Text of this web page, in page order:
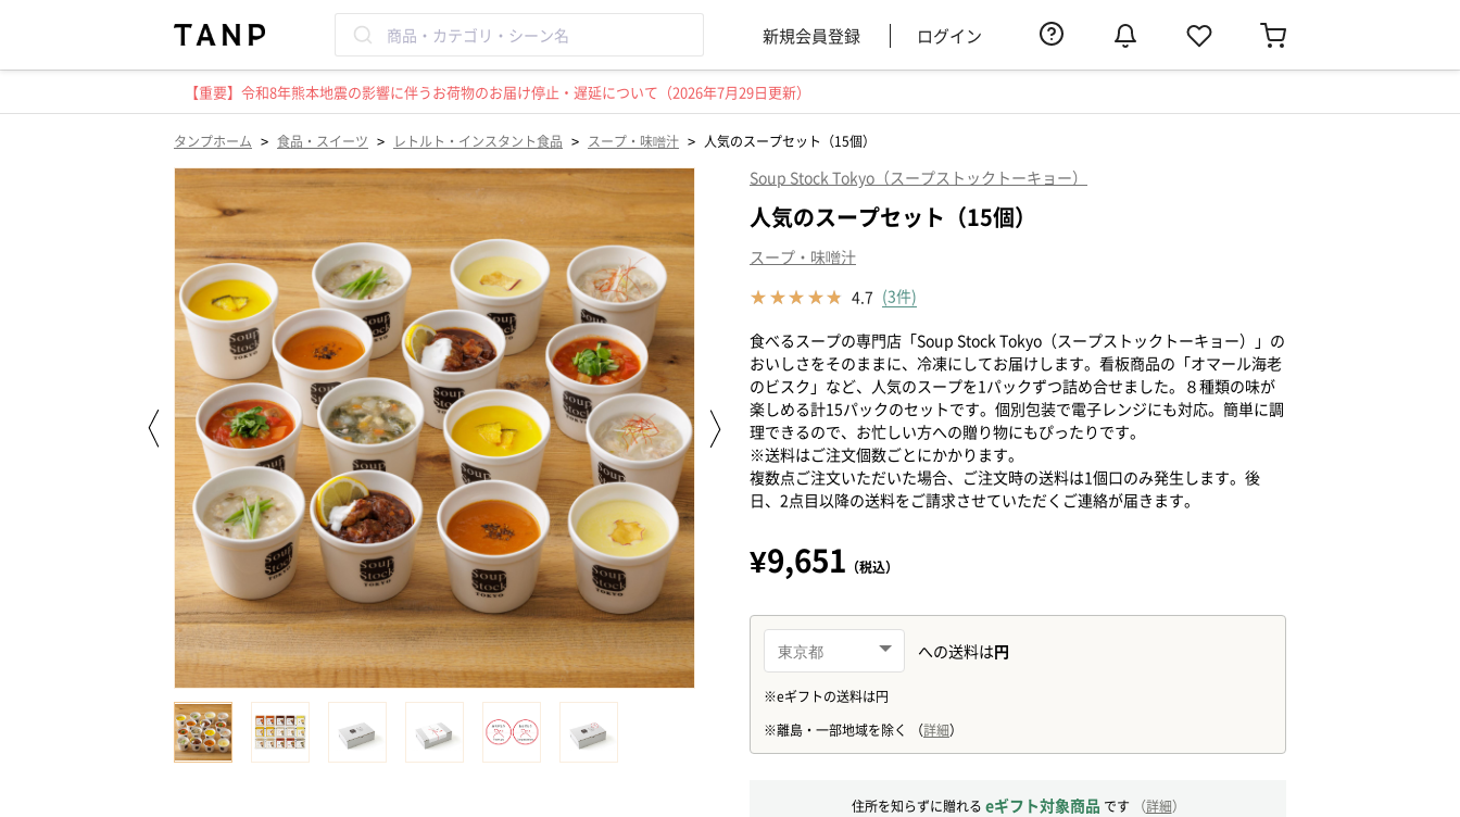
新規会員登録 ログイン
【重要】令和8年熊本地震の影響に伴うお荷物のお届け停止・遅延について（2026年7月29日更新）
タンプホーム > 食品・スイーツ > レトルト・インスタント食品 > スープ・味噌汁 > 人気のスープセット（15個）
Soup Stock Tokyo（スープストックトーキョー）
人気のスープセット（15個）
スープ・味噌汁
4.7 (3件)
食べるスープの専門店「Soup Stock Tokyo（スープストックトーキョー）」の
おいしさをそのままに、冷凍にしてお届けします。看板商品の「オマール海老
のビスク」など、人気のスープを1パックずつ詰め合せました。８種類の味が
楽しめる計15パックのセットです。個別包装で電子レンジにも対応。簡単に調
理できるので、お忙しい方への贈り物にもぴったりです。
※送料はご注文個数ごとにかかります。
複数点ご注文いただいた場合、ご注文時の送料は1個口のみ発生します。後
日、2点目以降の送料をご請求させていただくご連絡が届きます。
¥9,651 （税込）
住所を知らずに贈れる eギフト対象商品 です （詳細）